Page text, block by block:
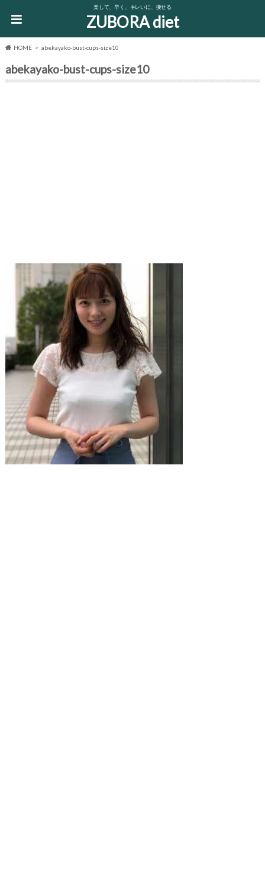
楽して、早く、キレいに、痩せる
ZUBORA diet
HOME abekayako-bust-cups-size10
abekayako-bust-cups-size10